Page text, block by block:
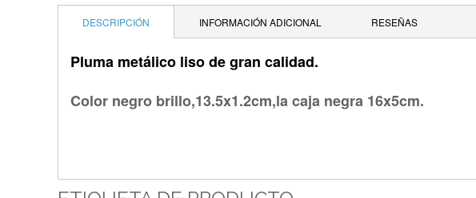
DESCRIPCIÓN INFORMACIÓN ADICIONAL RESEÑAS
Pluma metálico liso de gran calidad.
Color negro brillo,13.5x1.2cm,la caja negra 16x5cm.